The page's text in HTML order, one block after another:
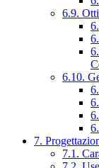
6.9.
6.10.
7.
7.1.